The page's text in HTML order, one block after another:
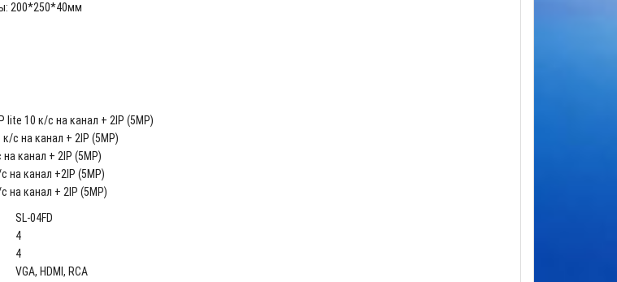
200*250*40мм
lite 10 к/с на канал + 2IP (5MP)
с на канал + 2IP (5MP)
канал + 2IP (5MP)
на канал +2IP (5MP)
на канал + 2IP (5MP)
SL-04FD
4
4
VGA, HDMI, RCA